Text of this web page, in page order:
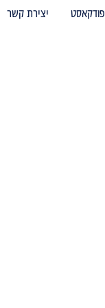
פודקאסט יצירת קשר